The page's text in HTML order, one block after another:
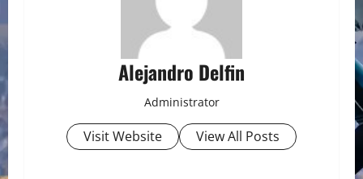
Alejandro Delfin
Administrator
Visit Website View All Posts